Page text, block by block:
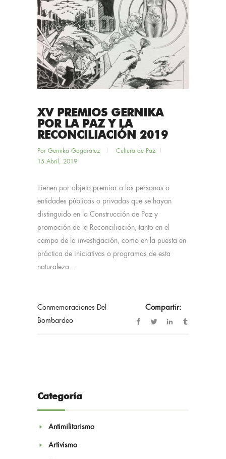
XV PREMIOS GERNIKA
POR LA PAZ Y LA
RECONCILIACIÓN 2019
Por Gernika Gogoratuz
Cultura de Paz
15 Abril, 2019
Tienen por objeto premiar a las personas o
entidades públicas o privadas que se hayan
distinguido en la Construcción de Paz y
promoción de la Reconciliación, tanto en el
campo de la investigación, como en la puesta en
práctica de iniciativas o programas de esta
naturaleza....
Conmemoraciones Del
Bombardeo
Compartir:
Categoría
Antimilitarismo
Artivismo